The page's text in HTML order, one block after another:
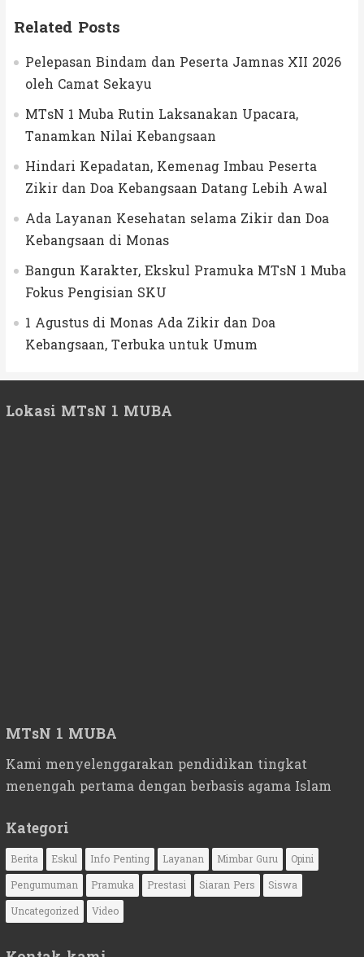
Related Posts
Pelepasan Bindam dan Peserta Jamnas XII 2026
oleh Camat Sekayu
MTsN 1 Muba Rutin Laksanakan Upacara,
Tanamkan Nilai Kebangsaan
Hindari Kepadatan, Kemenag Imbau Peserta
Zikir dan Doa Kebangsaan Datang Lebih Awal
Ada Layanan Kesehatan selama Zikir dan Doa
Kebangsaan di Monas
Bangun Karakter, Ekskul Pramuka MTsN 1 Muba
Fokus Pengisian SKU
1 Agustus di Monas Ada Zikir dan Doa
Kebangsaan, Terbuka untuk Umum
Lokasi MTsN 1 MUBA
MTsN 1 MUBA
Kami menyelenggarakan pendidikan tingkat
menengah pertama dengan berbasis agama Islam
Kategori
Berita Eskul Info Penting Layanan Mimbar Guru
Opini
Pengumuman
Pramuka Prestasi Siaran Pers
Siswa
Uncategorized
Video